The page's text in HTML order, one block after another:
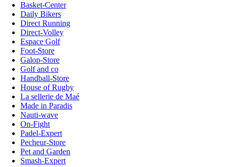
Basket-Center
Daily Bikers
Direct Running
Direct-Volley
Espace Golf
Foot-Store
Galop-Store
Golf and co
Handball-Store
House of Rugby
La sellerie de Maé
Made in Paradis
Nauti-wave
On-Fight
Padel-Expert
Pecheur-Store
Pet and Garden
Smash-Expert